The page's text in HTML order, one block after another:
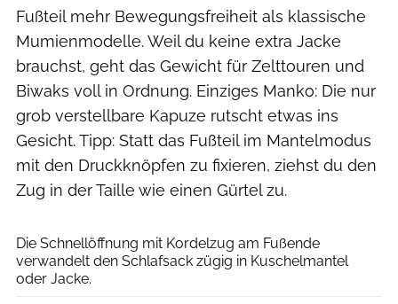
Fußteil mehr Bewegungsfreiheit als klassische
Mumienmodelle. Weil du keine extra Jacke
brauchst, geht das Gewicht für Zelttouren und
Biwaks voll in Ordnung. Einziges Manko: Die nur
grob verstellbare Kapuze rutscht etwas ins
Gesicht. Tipp: Statt das Fußteil im Mantelmodus
mit den Druckknöpfen zu fixieren, ziehst du den
Zug in der Taille wie einen Gürtel zu.
Die Schnellöffnung mit Kordelzug am Fußende
verwandelt den Schlafsack zügig in Kuschelmantel
oder Jacke.